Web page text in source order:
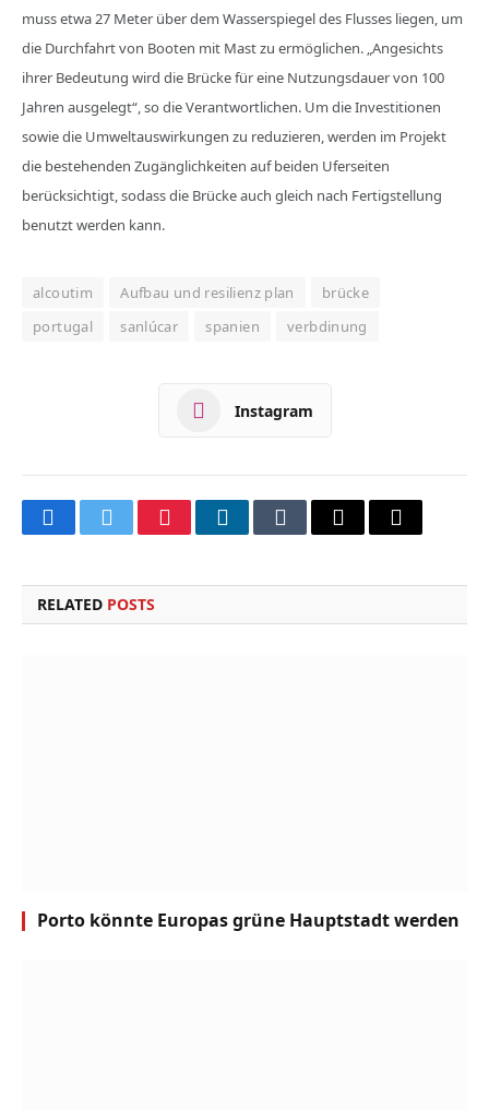
muss etwa 27 Meter über dem Wasserspiegel des Flusses liegen, um
die Durchfahrt von Booten mit Mast zu ermöglichen. „Angesichts
ihrer Bedeutung wird die Brücke für eine Nutzungsdauer von 100
Jahren ausgelegt“, so die Verantwortlichen. Um die Investitionen
sowie die Umweltauswirkungen zu reduzieren, werden im Projekt
die bestehenden Zugänglichkeiten auf beiden Uferseiten
berücksichtigt, sodass die Brücke auch gleich nach Fertigstellung
benutzt werden kann.
alcoutim Aufbau und resilienz plan
brücke
portugal
sanlúcar spanien verbdinung
Instagram
FacebookTwitterPinterestLinkedInTumblrEmail
Copy
RELATED POSTS
Porto könnte Europas grüne Hauptstadt werden